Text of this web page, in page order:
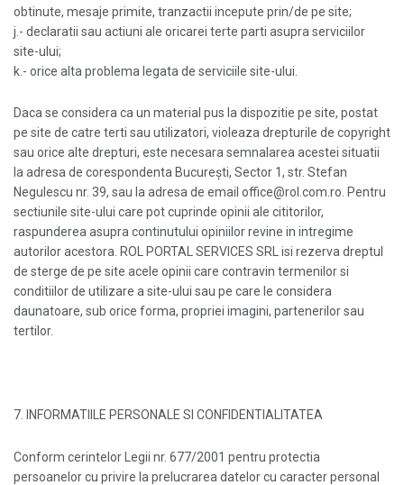
obtinute, mesaje primite, tranzactii incepute prin/de pe site;
j.- declaratii sau actiuni ale oricarei terte parti asupra serviciilor
site-ului;
k.- orice alta problema legata de serviciile site-ului.
Daca se considera ca un material pus la dispozitie pe site, postat
pe site de catre terti sau utilizatori, violeaza drepturile de copyright
sau orice alte drepturi, este necesara semnalarea acestei situatii
la adresa de corespondenta Bucureşti, Sector 1, str. Stefan
Negulescu nr. 39, sau la adresa de email office@rol.com.ro. Pentru
sectiunile site-ului care pot cuprinde opinii ale cititorilor,
raspunderea asupra continutului opiniilor revine in intregime
autorilor acestora. ROL PORTAL SERVICES SRL isi rezerva dreptul
de sterge de pe site acele opinii care contravin termenilor si
conditiilor de utilizare a site-ului sau pe care le considera
daunatoare, sub orice forma, propriei imagini, partenerilor sau
tertilor.
7. INFORMATIILE PERSONALE SI CONFIDENTIALITATEA
Conform cerintelor Legii nr. 677/2001 pentru protectia
persoanelor cu privire la prelucrarea datelor cu caracter personal